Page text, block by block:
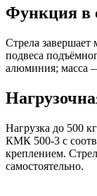
Функция в
Стрела
подвеса
алюминия; масса
Нагрузка до 500
КМК 500-3 с
креплением.
самостоятельно.